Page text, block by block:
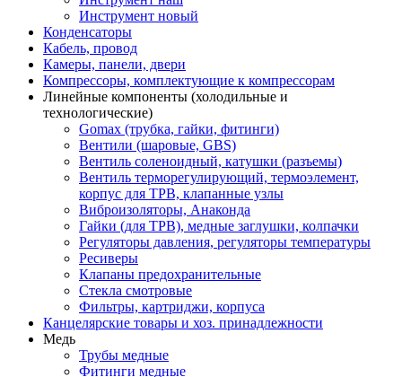
Инструмент новый
Конденсаторы
Кабель, провод
Камеры, панели, двери
Компрессоры, комплектующие к компрессорам
Линейные компоненты (холодильные и
технологические)
Gomax (трубка, гайки, фитинги)
Вентили (шаровые, GBS)
Вентиль соленоидный, катушки (разъемы)
Вентиль терморегулирующий, термоэлемент,
корпус для ТРВ, клапанные узлы
Виброизоляторы, Анаконда
Гайки (для ТРВ), медные заглушки, колпачки
Регуляторы давления, регуляторы температуры
Ресиверы
Клапаны предохранительные
Стекла смотровые
Фильтры, картриджи, корпуса
Канцелярские товары и хоз. принадлежности
Медь
Трубы медные
Фитинги медные